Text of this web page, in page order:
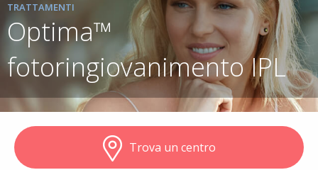
TRATTAMENTI
Optima™
fotoringiovanimento IPL
Trova un centro